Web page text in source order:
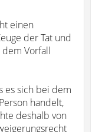
einen
der Tat und
Vorfall
es sich bei dem
handelt,
deshalb von